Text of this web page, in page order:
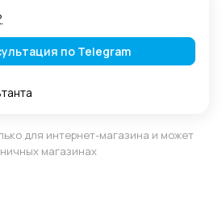
по Telegram
для интернет-магазина и может
магазинах